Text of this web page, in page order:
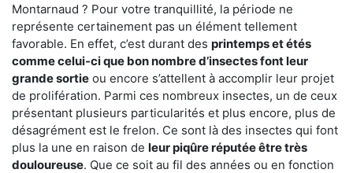
Montarnaud ? Pour votre tranquillité, la période ne
représente certainement pas un élément tellement
favorable. En effet, c’est durant des printemps et étés
comme celui-ci que bon nombre d’insectes font leur
grande sortie ou encore s’attellent à accomplir leur projet
de prolifération. Parmi ces nombreux insectes, un de ceux
présentant plusieurs particularités et plus encore, plus de
désagrément est le frelon. Ce sont là des insectes qui font
plus la une en raison de leur piqûre réputée être très
douloureuse. Que ce soit au fil des années ou en fonction